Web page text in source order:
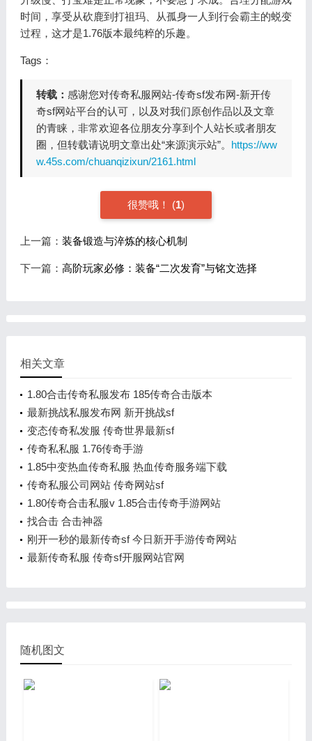
时间，享受从砍鹿到打祖玛、从孤身一人到行会霸主的蜕变
过程，这才是1.76版本最纯粹的乐趣。
Tags：
转载： 感谢您对传奇私服网站-传奇sf发布网-新开传
奇sf网站平台的认可，以及对我们原创作品以及文章
的青睐，非常欢迎各位朋友分享到个人站长或者朋友
圈，但转载请说明文章出处“来源演示站”。 https://ww
w.45s.com/chuanqizixun/2161.html
很赞哦！ (1)
上一篇： 装备锻造与淬炼的核心机制
下一篇： 高阶玩家必修：装备“二次发育”与铭文选择
相关文章
1.80合击传奇私服发布 185传奇合击版本
最新挑战私服发布网 新开挑战sf
变态传奇私发服 传奇世界最新sf
传奇私私服 1.76传奇手游
1.85中变热血传奇私服 热血传奇服务端下载
传奇私服公司网站 传奇网站sf
1.80传奇合击私服v 1.85合击传奇手游网站
找合击 合击神器
刚开一秒的最新传奇sf 今日新开手游传奇网站
最新传奇私服 传奇sf开服网站官网
随机图文